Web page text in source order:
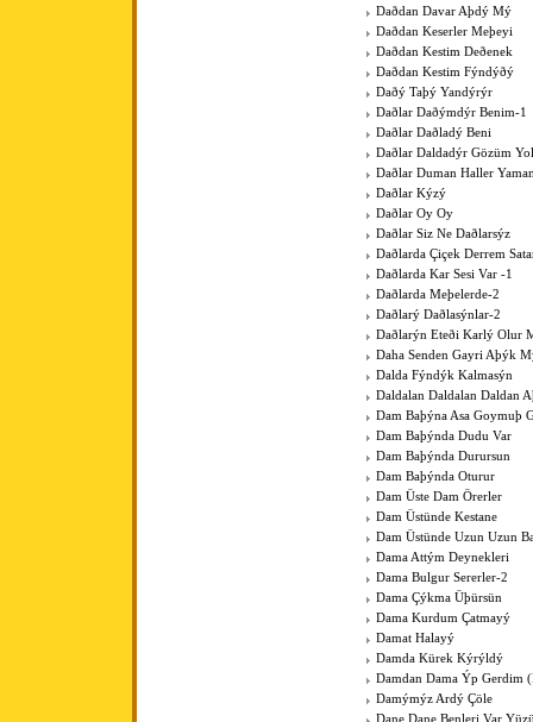
Daðdan Davar Aþdý Mý
Daðdan Keserler Meþeyi
Daðdan Kestim Deðenek
Daðdan Kestim Fýndýðý
Daðý Taþý Yandýrýr
Daðlar Daðýmdýr Benim-1
Daðlar Daðladý Beni
Daðlar Daldadýr Gözüm
Daðlar Duman Haller
Daðlar Kýzý
Daðlar Oy Oy
Daðlar Siz Ne Daðlarsýz
Daðlarda Çiçek Derrem
Daðlarda Kar Sesi Var -1
Daðlarda Meþelerde-2
Daðlarý Daðlasýnlar-2
Daðlarýn Eteði Karlý Olur
Daha Senden Gayri Aþýk
Dalda Fýndýk Kalmasýn
Daldalan Daldalan Daldan
Dam Baþýna Asa Goymuþ
Dam Baþýnda Dudu Var
Dam Baþýnda Durursun
Dam Baþýnda Oturur
Dam Üste Dam Örerler
Dam Üstünde Kestane
Dam Üstünde Uzun Uzun
Dama Attým Deynekleri
Dama Bulgur Sererler-2
Dama Çýkma Üþürsün
Dama Kurdum Çatmayý
Damat Halayý
Damda Kürek Kýrýldý
Damdan Dama Ýp Gerdim
Damýmýz Ardý Çöle